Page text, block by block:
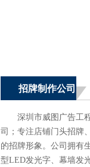
招牌制作公司
深圳市威图广告工
司；专注店铺门头招牌
的招牌形象。公司拥有
型LED发光字、幕墙发